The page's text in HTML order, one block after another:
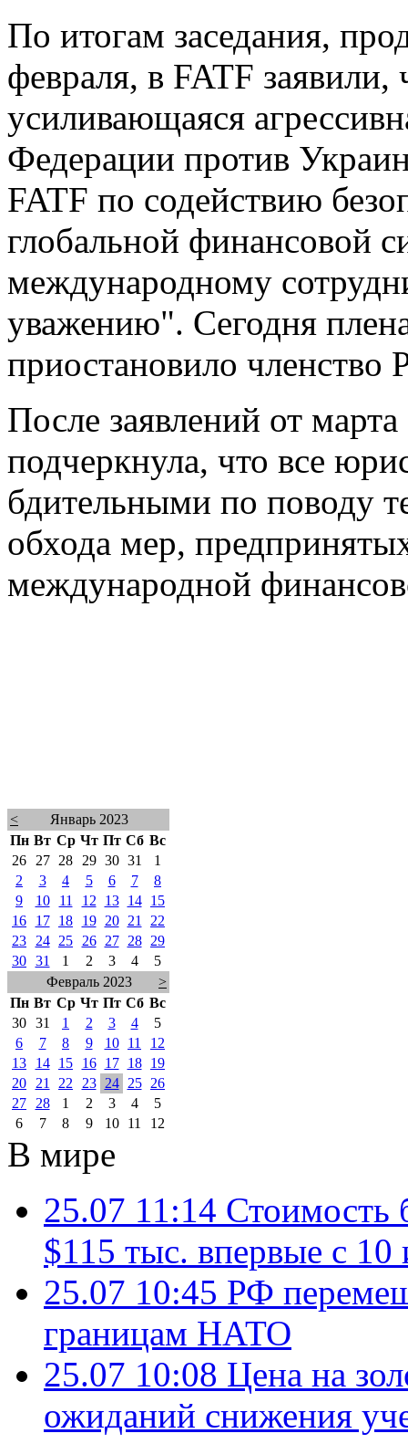
По итогам заседания,
февраля, в FATF
усиливающаяся
Федерации против
FATF по содействию
глобальной финансовой
международному
уважению". Сегодня
приостановило членство
После заявлений от
подчеркнула, что все
бдительными по поводу
обхода мер,
международной
<
Январь 2023
Пн Вт Ср Чт Пт Сб Вс
26
27 28 29 30 31
1
2
3 4 5 6 7
8
9
10 11 12 13 14
15
16
17 18 19 20 21
22
23
24 25 26 27 28
29
30 31 1 2 3 4
5
Февраль 2023
>
Пн Вт Ср Чт Пт Сб Вс
30 31 1 2 3 4
5
6
7 8 9 10 11
12
13
14 15 16 17 18
19
20
21 22 23 24 25
26
27
28 1 2 3 4
5
6
7 8 9 10 11 12
В мире
25.07 11:14 Стоимость
$115 тыс. впервые с 10
25.07 10:45 РФ
границам НАТО
25.07 10:08 Цена на
ожиданий снижения